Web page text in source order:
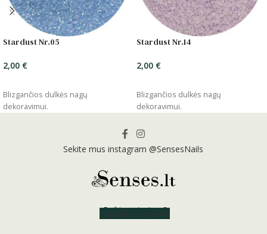
Stardust Nr.05
2,00 €
Blizgančios dulkės nagų
dekoravimui.
Stardust Nr.14
2,00 €
Blizgančios dulkės nagų
dekoravimui.
Sekite mus instagram @SensesNails
Reikia patarimo?
Susisiek su mumis